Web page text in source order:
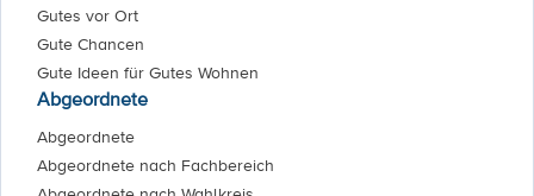
Gutes vor Ort
Gute Chancen
Gute Ideen für Gutes Wohnen
Abgeordnete
Abgeordnete
Abgeordnete nach Fachbereich